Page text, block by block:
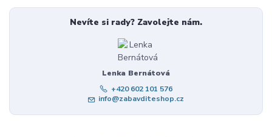
Nevíte si rady? Zavolejte nám.
Lenka Bernátová
+420 602 101 576
info@zabavditeshop.cz